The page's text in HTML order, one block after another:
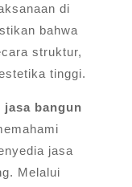
di
bahwa
struktur,
tinggi.
jasa bangun
jasa
Melalui